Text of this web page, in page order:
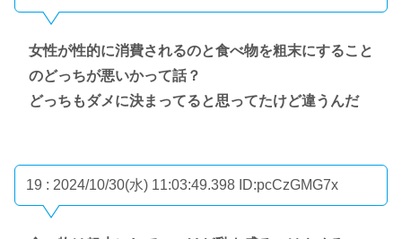
女性が性的に消費されるのと食べ物を粗末にすること
のどっちが悪いかって話？
どっちもダメに決まってると思ってたけど違うんだ
19 : 2024/10/30(水) 11:03:49.398 ID:pcCzGMG7x